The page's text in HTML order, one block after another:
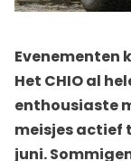
Evenementen
Het CHIO al
enthousiaste
meisjes actief
juni.